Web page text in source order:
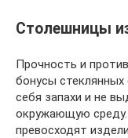
Столешницы
Прочность и
бонусы
себя запахи и не
окружающую
превосходят